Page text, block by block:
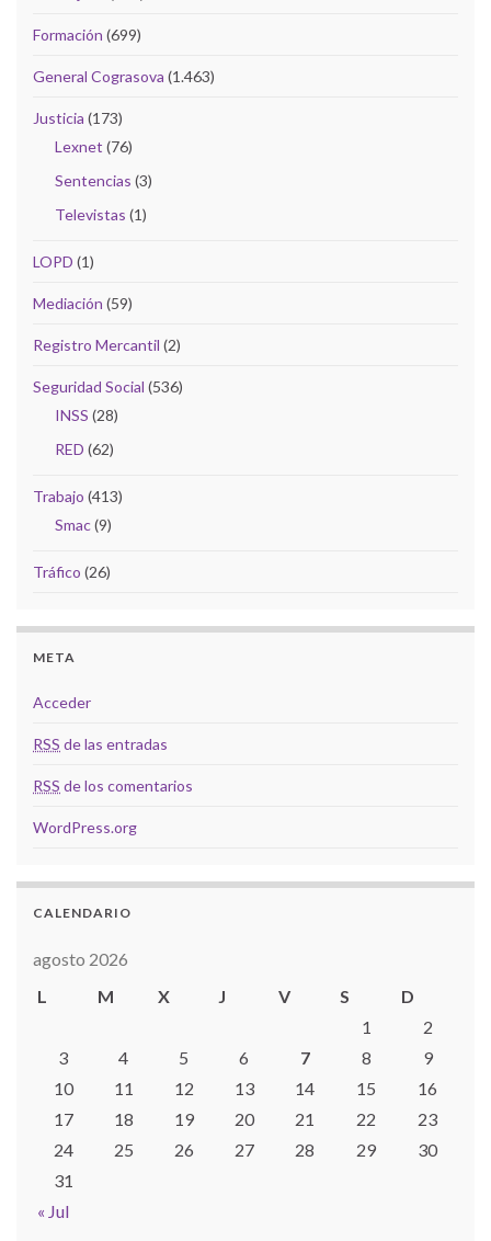
Formación (699)
General Cograsova (1.463)
Justicia (173)
Lexnet (76)
Sentencias (3)
Televistas (1)
LOPD (1)
Mediación (59)
Registro Mercantil (2)
Seguridad Social (536)
INSS (28)
RED (62)
Trabajo (413)
Smac(9)
Tráfico (26)
META
Acceder
RSS de las entradas
RSS de los comentarios
WordPress.org
CALENDARIO
agosto 2026
L
M X J V S D
« Jul
1
2
3
4 5 6 7 8
9
10
11 12 13 14 15
16
17
18 19 20 21 22
23
24
25 26 27 28 29
30
31